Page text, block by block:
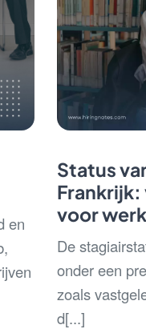
en
Status
voor
De
onder een
zoals
d[...]